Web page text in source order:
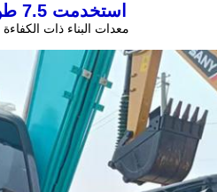
استخدمت 7.5 طن محفر كوبيلكو
معدات البناء ذات